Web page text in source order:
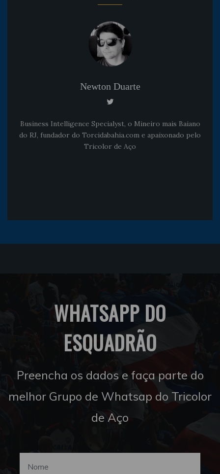
Newton Duarte
Business Intelligence Specialyst, o Mineiro mais Baiano
do RJ, fundador do Torcidabahia.com e apaixonado pelo
Tricolor de Aço
WHATSAPP DO
ESQUADRÃO
Preencha os dados e faça parte do
melhor Grupo de Whatsap do Tricolor
de Aço